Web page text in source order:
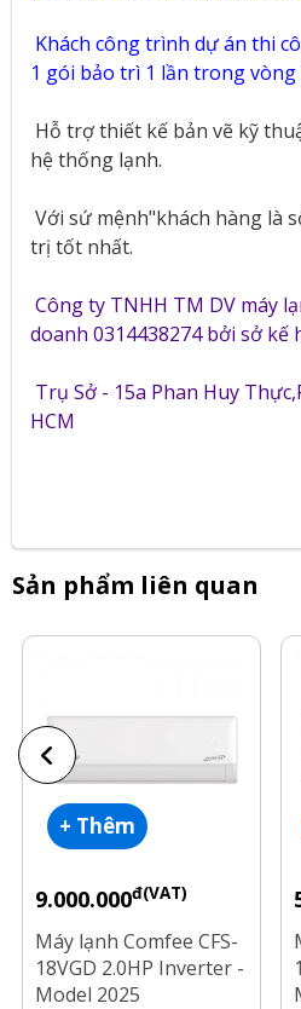
Khách công trình dự án thi
1 gói bảo trì 1 lần trong vòng
Hỗ trợ thiết kế bản vẽ kỹ
hệ thống lạnh.
Với sứ mệnh"khách hàng là
trị tốt nhất.
Công ty TNHH TM DV máy
doanh 0314438274 bởi sở kế
Trụ Sở - 15a Phan Huy
HCM
Sản phẩm liên quan
+ Thêm
9.000.000đ(VAT)
Máy lạnh Comfee CFS-
18VGD 2.0HP Inverter -
Model 2025